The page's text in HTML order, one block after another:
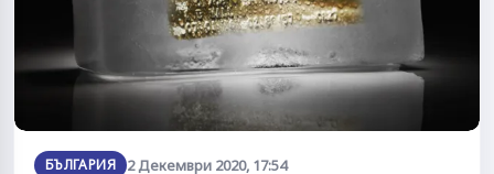
БЪЛГАРИЯ 2 Декември 2020, 17:54